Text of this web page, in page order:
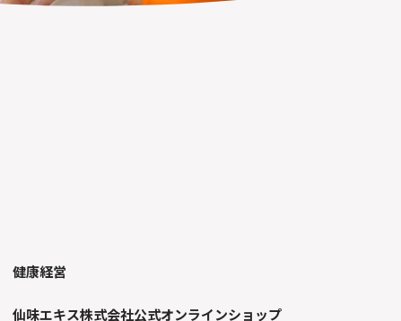
健康経営
仙味エキス株式会社公式オンラインショップ